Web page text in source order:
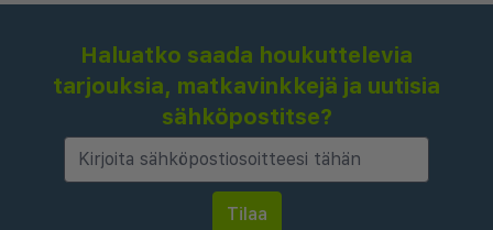
Haluatko saada houkuttelevia
tarjouksia, matkavinkkejä ja uutisia
sähköpostitse?